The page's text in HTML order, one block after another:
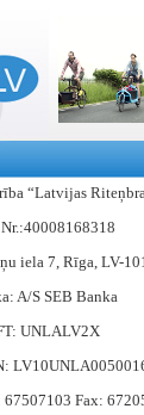
“Latvijas
iela 7, Rīga, LV-
A/S SEB Banka
UNLALV2X
67507103 Fax: